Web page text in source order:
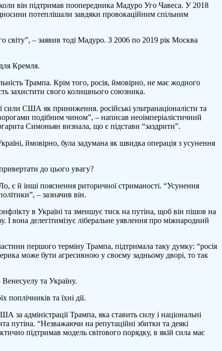
він підтримав поопередника Мадуро Уго Чавеса. У 2018
потеплішали завдяки провокаційним спільним
світу”, – заявив тоді Мадуро. З 2006 по 2019 рік Москва
Кремля.
Трампа. Крім того, росія, ймовірно, не має жодного
захистити свого колишнього союзника.
США як приниження. російські ультранаціоналісти та
подібним чином”, – написав неоімперіалістичний
Симоньян визнала, що є підстави “заздрити”.
ймовірно, була задумана як швидка операція з усунення
до цього увагу?
є й інші пояснення риторичної стриманості. “Усунення
– зазначив він.
в Україні та зменшує тиск на путіна, щоб він пішов на
І вона делегітимізує ліберальне уявлення про міжнародний
першого терміну Трампа, підтримала таку думку: “росія
може бути агресивною у своєму задньому дворі, то так
та Україну.
та їхні дії.
за адміністрації Трампа, яка ставить силу і національні
путіна. “Незважаючи на репутаційні збитки та деякі
підтримав модель світового порядку, в якій сила має